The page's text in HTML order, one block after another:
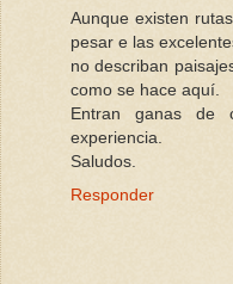
Aunque existen
pesar e las
no describan
como se hace aquí.
Entran ganas de
experiencia.
Saludos.
Responder